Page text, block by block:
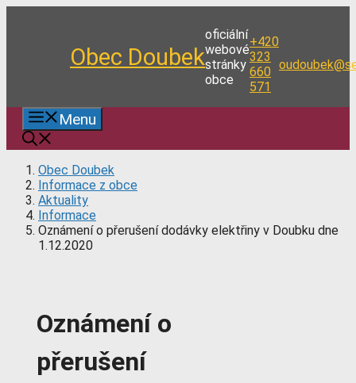
Obec Doubek
oficiální
webové
stránky
obce
+420
323
660
571
Menu
Obec Doubek
Informace z obce
Aktuality
Informace
Oznámení o přerušení dodávky elektřiny v Doubku dne
1.12.2020
Oznámení o
přerušení